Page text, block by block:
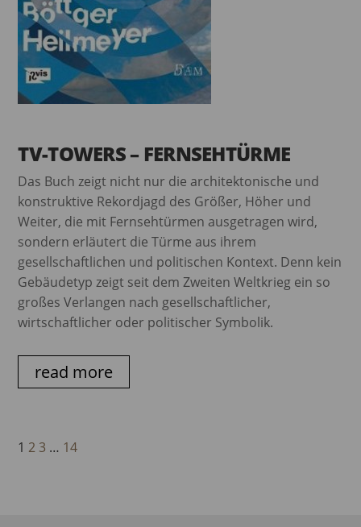
TV-TOWERS – FERNSEHTÜRME
Das Buch zeigt nicht nur die architektonische und
konstruktive Rekordjagd des Größer, Höher und
Weiter, die mit Fernsehtürmen ausgetragen wird,
sondern erläutert die Türme aus ihrem
gesellschaftlichen und politischen Kontext. Denn kein
Gebäudetyp zeigt seit dem Zweiten Weltkrieg ein so
großes Verlangen nach gesellschaftlicher,
wirtschaftlicher oder politischer Symbolik.
read more
1 2 3 … 14